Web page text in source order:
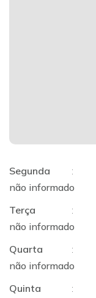
Segunda
:
não informado
Terça
:
não informado
Quarta
:
não informado
Quinta
: